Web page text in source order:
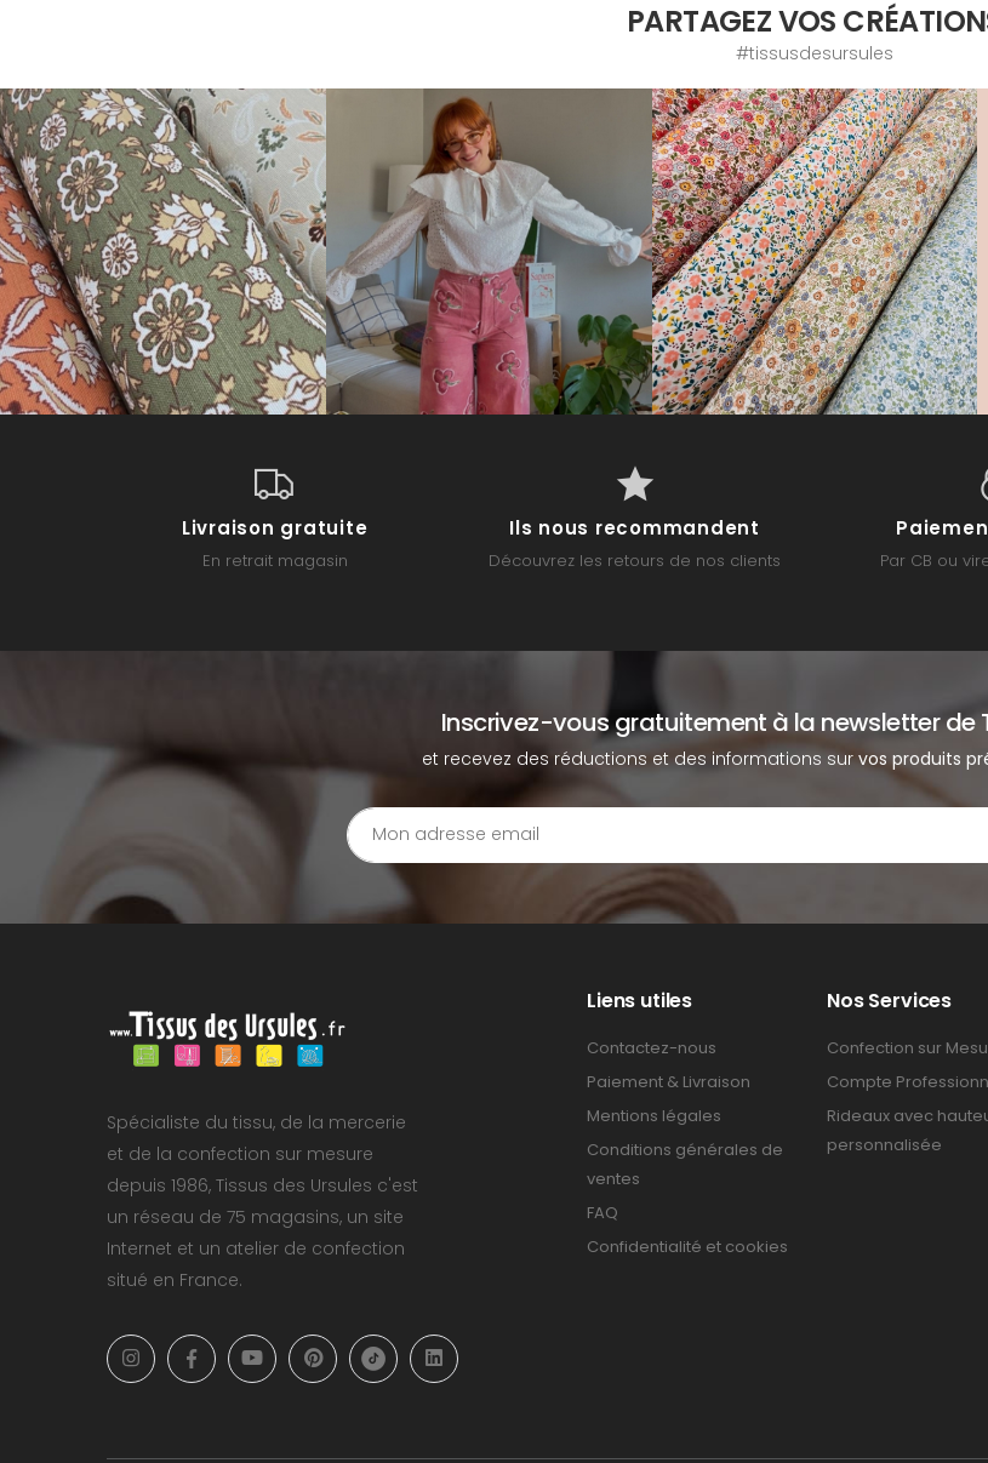
PARTAGEZ VOS
#tissusdesursules
Livraison gratuite
En retrait magasin
Ils nous recommandent
Découvrez les retours de nos clients Par CB ou
Inscrivez-vous gratuitement à la newsletter de
et recevez des réductions et des informations survos produits
Spécialiste du tissu, de la mercerie
et de la confection sur mesure
depuis 1986, Tissus des Ursules c'est
un réseau de 75 magasins, un site
Internet et un atelier de confection
situé en France.
Liens utiles
Contactez-nous
Paiement & Livraison
Mentions légales
Conditions générales de
ventes
FAQ
Confidentialité et cookies
Nos Services
Confection sur
Compte
Rideaux avec
personnalisée